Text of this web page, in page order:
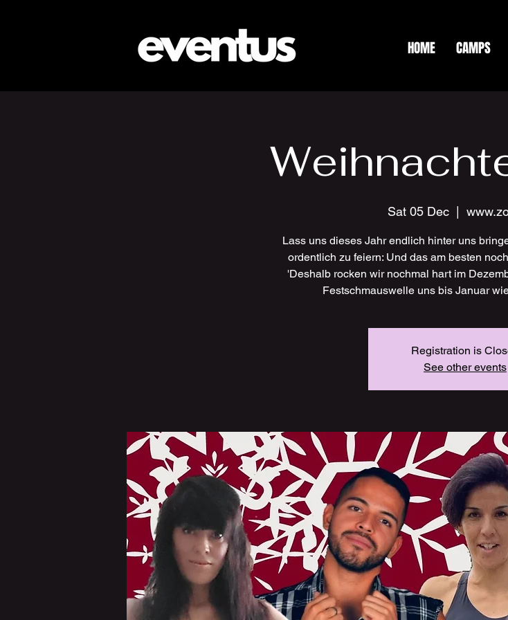
HOME CAMPS
Sat 05 Dec
  |
Lass uns dieses Jahr endlich hinter uns
ordentlich zu feiern: Und das am besten
'Deshalb rocken wir nochmal hart im
Festschmauswelle uns bis Januar
Registration is
See other events